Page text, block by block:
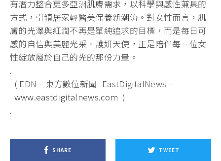
有潛力整合更多亞洲肌膚需求， 以科學與感性兼具的
方式，引領居家輕醫美保養新潮流。對女性而言 ，肌
膚的光澤與紅潤不再是單純追求的目標，而是每日可
感的自信與美麗光采。護妍天使，正是陪伴每一位女
性綻放屬於自己的光的那份力量。
.
( EDN – 東方數位新聞- EastDigitalNews –
www.eastdigitalnews.com )
.
SHARE TWEET